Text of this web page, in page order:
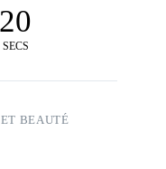
19
SECS
ET BEAUTÉ